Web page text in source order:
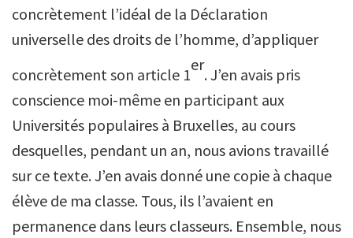
concrètement l’idéal de la Déclaration
universelle des droits de l’homme, d’appliquer
concrètement son article 1
er
. J’en avais pris
conscience moi-même en participant aux
Universités populaires à Bruxelles, au cours
desquelles, pendant un an, nous avions travaillé
sur ce texte. J’en avais donné une copie à chaque
élève de ma classe. Tous, ils l’avaient en
permanence dans leurs classeurs. Ensemble, nous